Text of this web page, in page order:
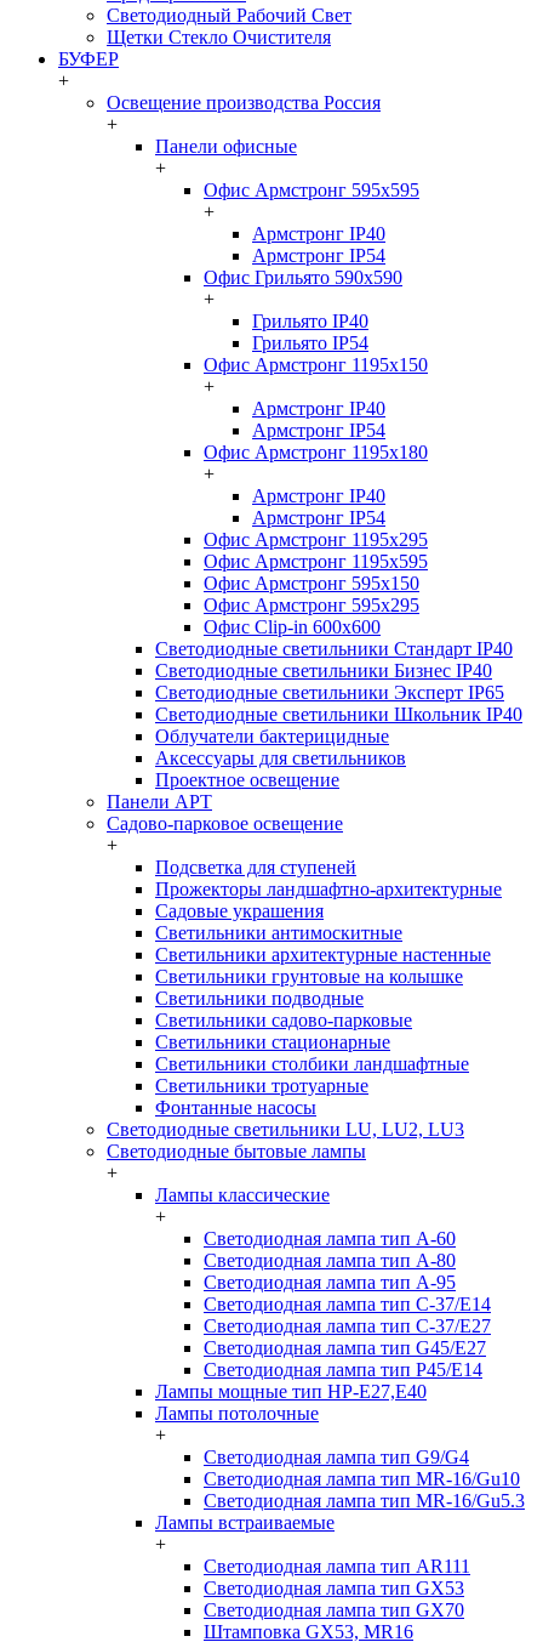
Светодиодный Рабочий Свет
Щетки Стекло Очистителя
БУФЕР
+
Освещение производства Россия
+
Панели офисные
+
Офис Армстронг 595x595
+
Армстронг IP40
Армстронг IP54
Офис Грильято 590x590
+
Грильято IP40
Грильято IP54
Офис Армстронг 1195x150
+
Армстронг IP40
Армстронг IP54
Офис Армстронг 1195x180
+
Армстронг IP40
Армстронг IP54
Офис Армстронг 1195x295
Офис Армстронг 1195x595
Офис Армстронг 595x150
Офис Армстронг 595x295
Офис Clip-in 600x600
Светодиодные светильники Стандарт IP40
Светодиодные светильники Бизнес IP40
Светодиодные светильники Эксперт IP65
Светодиодные светильники Школьник IP40
Облучатели бактерицидные
Аксессуары для светильников
Проектное освещение
Панели АРТ
Садово-парковое освещение
+
Подсветка для ступеней
Прожекторы ландшафтно-архитектурные
Садовые украшения
Светильники антимоскитные
Светильники архитектурные настенные
Светильники грунтовые на колышке
Светильники подводные
Светильники садово-парковые
Светильники стационарные
Светильники столбики ландшафтные
Светильники тротуарные
Фонтанные насосы
Светодиодные светильники LU, LU2, LU3
Светодиодные бытовые лампы
+
Лампы классические
+
Светодиодная лампа тип A-60
Светодиодная лампа тип A-80
Светодиодная лампа тип A-95
Светодиодная лампа тип C-37/Е14
Светодиодная лампа тип C-37/Е27
Светодиодная лампа тип G45/E27
Светодиодная лампа тип P45/E14
Лампы мощные тип HP-E27,E40
Лампы потолочные
+
Светодиодная лампа тип G9/G4
Светодиодная лампа тип MR-16/Gu10
Светодиодная лампа тип MR-16/Gu5.3
Лампы встраиваемые
+
Светодиодная лампа тип AR111
Светодиодная лампа тип GX53
Светодиодная лампа тип GX70
Штамповка GX53, MR16